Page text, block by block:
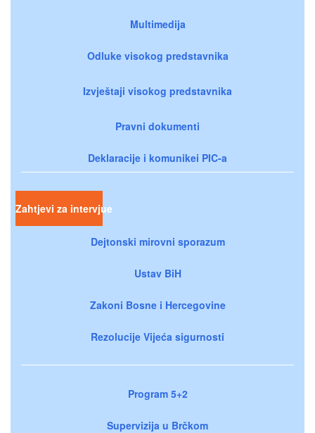
Multimedija
Odluke visokog predstavnika
Izvještaji visokog predstavnika
Pravni dokumenti
Deklaracije i komunikei PIC-a
Zahtjevi za intervjue
Dejtonski mirovni sporazum
Ustav BiH
Zakoni Bosne i Hercegovine
Rezolucije Vijeća sigurnosti
Program 5+2
Supervizija u Brčkom